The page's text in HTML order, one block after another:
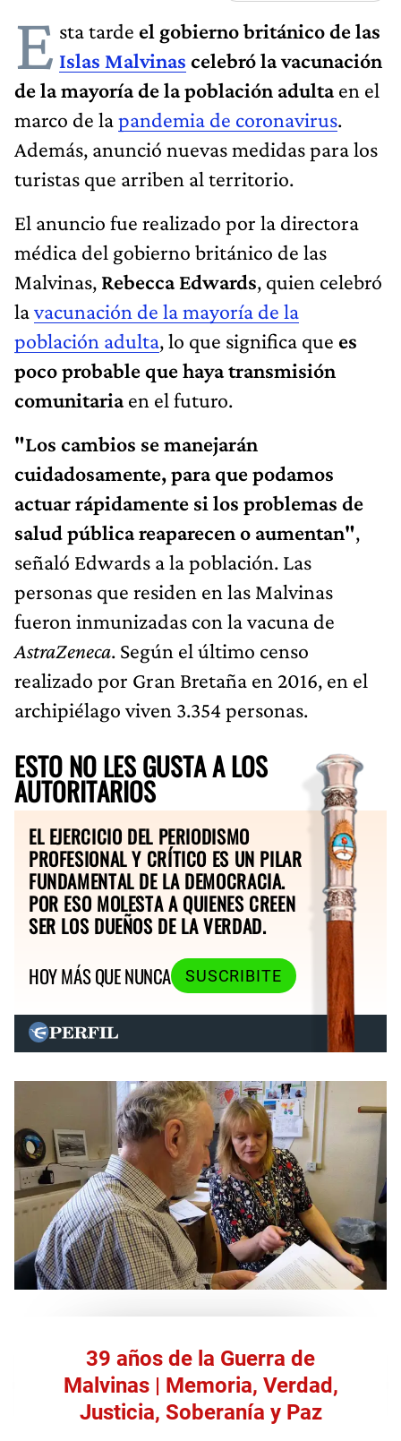
E sta tarde el gobierno británico de las
Islas Malvinas celebró la vacunación
de la mayoría de la población adultaen el
marco de lapandemia de coronavirus.
Además, anunció nuevas medidas para los
turistas que arriben al territorio.
El anuncio fue realizado por la directora
médica del gobierno británico de las
Malvinas, Rebecca Edwards, quien celebró
lavacunación de la mayoría de la
población adulta, lo que significa que es
poco probable que haya transmisión
comunitariaen el futuro.
"Los cambios se manejarán
cuidadosamente, para que podamos
actuar rápidamente si los problemas de
salud pública reaparecen o aumentan",
señaló Edwards a la población. Las
personas que residen en las Malvinas
fueron inmunizadas con la vacuna de
AstraZeneca. Según el último censo
realizado por Gran Bretaña en 2016, en el
archipiélago viven 3.354 personas.
ESTO NO LES GUSTA A LOS
AUTORITARIOS
EL EJERCICIO DEL PERIODISMO
PROFESIONAL Y CRÍTICO ES UN PILAR
FUNDAMENTAL DE LA DEMOCRACIA.
POR ESO MOLESTA A QUIENES CREEN
SER LOS DUEÑOS DE LA VERDAD.
HOY MÁS QUE NUNCA
SUSCRIBITE
39 años de la Guerra de
Malvinas | Memoria, Verdad,
Justicia, Soberanía y Paz